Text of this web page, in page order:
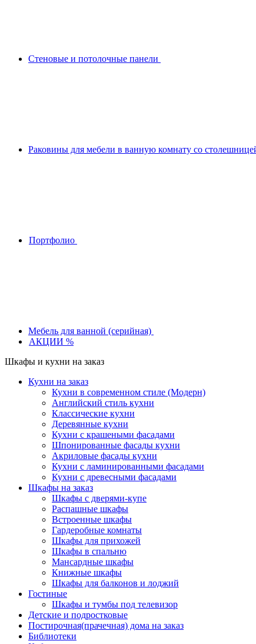
Стеновые и потолочные панели
Раковины для мебели в ванную комнату со
Портфолио
Мебель для ванной (серийная)
АКЦИИ %
Шкафы и кухни на заказ
Кухни на заказ
Кухни в современном стиле (Модерн)
Английский стиль кухни
Классические кухни
Деревянные кухни
Кухни с крашеными фасадами
Шпонированные фасады кухни
Акриловые фасады кухни
Кухни с ламинированными фасадами
Кухни с древесными фасадами
Шкафы на заказ
Шкафы с дверями-купе
Распашные шкафы
Встроенные шкафы
Гардеробные комнаты
Шкафы для прихожей
Шкафы в спальню
Мансардные шкафы
Книжные шкафы
Шкафы для балконов и лоджий
Гостиные
Шкафы и тумбы под телевизор
Детские и подростковые
Постирочная(прачечная) дома на заказ
Библиотеки